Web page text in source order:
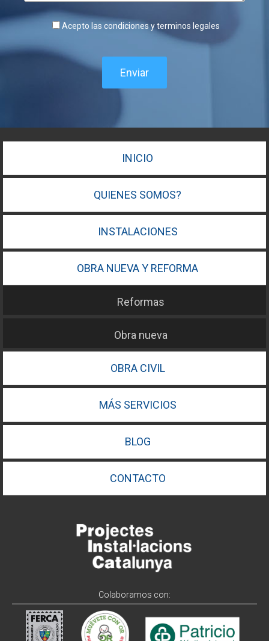
Acepto las condiciones y terminos legales
Enviar
INICIO
QUIENES SOMOS?
INSTALACIONES
OBRA NUEVA Y REFORMA
Reformas
Obra nueva
OBRA CIVIL
MÁS SERVICIOS
BLOG
CONTACTO
Colaboramos con: